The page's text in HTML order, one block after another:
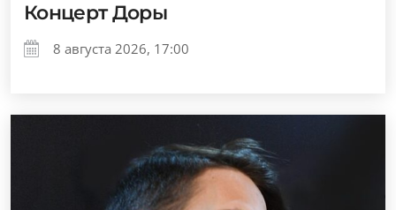
Концерт Доры
8 августа 2026, 17:00